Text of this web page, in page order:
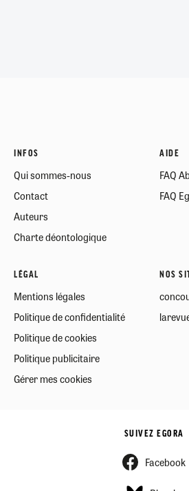
INFOS
Qui sommes-nous
Contact
Auteurs
Charte déontologique
AIDE
FAQ
FAQ
LÉGAL
Mentions légales
Politique de confidentialité
Politique de cookies
Politique publicitaire
Gérer mes cookies
NOS
SUIVEZ EGORA
Facebook